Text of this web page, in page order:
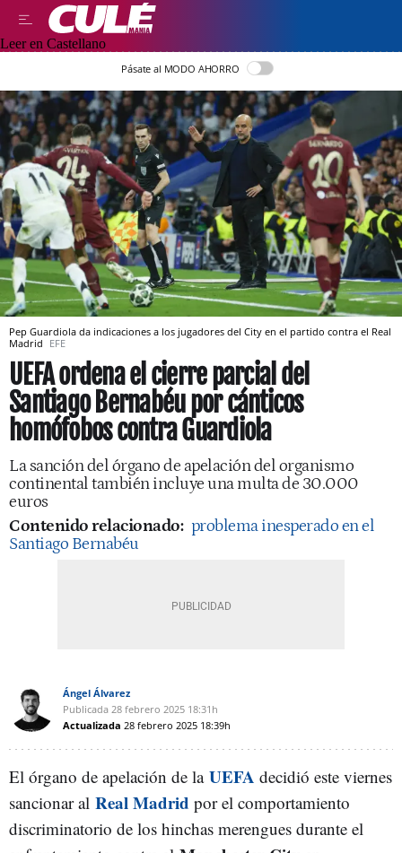
Leer en Castellano
Pásate al MODO AHORRO
Pep Guardiola da indicaciones a los jugadores del City en el partido contra el Real
Madrid EFE
UEFA ordena el cierre parcial del
Santiago Bernabéu por cánticos
homófobos contra Guardiola
La sanción del órgano de apelación del organismo
continental también incluye una multa de 30.000
euros
Contenido relacionado: problema inesperado en el
Santiago Bernabéu
Ángel Álvarez
Publicada 28 febrero 2025 18:31h
Actualizada 28 febrero 2025 18:39h
El órgano de apelación de la UEFA decidió este viernes
sancionar al Real Madrid por el comportamiento
discriminatorio de los hinchas merengues durante el